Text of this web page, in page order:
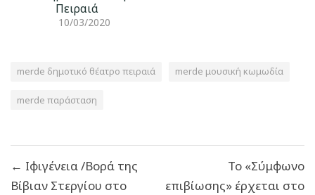
Πειραιά
10/03/2020
merde δημοτικό θέατρο πειραιά merde μουσική κωμωδία
merde παράσταση
άρθρων
← Ιφιγένεια /Βορά της
Βίβιαν Στεργίου στο
Το «Σύμφωνο
επιβίωσης» έρχεται στο